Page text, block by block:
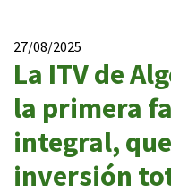
27/08/2025
La ITV de
la primera
integral,
inversión